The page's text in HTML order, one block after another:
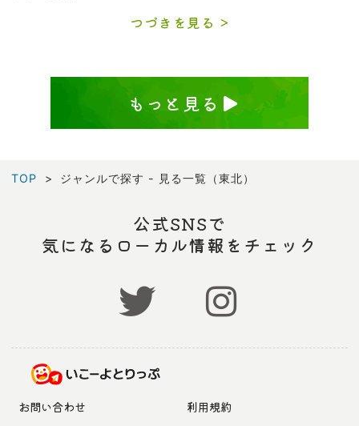
つづきを見る
もっと見る
TOP ジャンルで探す - 見る一覧（東北）
公式SNSで
気になるローカル情報をチェック
お問い合わせ 利用規約